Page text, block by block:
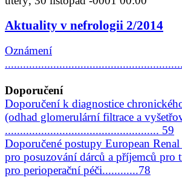
Aktuality v nefrologii 2/2014
Oznámení
Doporučení
Doporučení k diagnostice
(odhad glomerulární filtrace a
................................................... 59
Doporučené postupy European
pro posuzování dárců a příjemců pro
pro perioperační péči............78